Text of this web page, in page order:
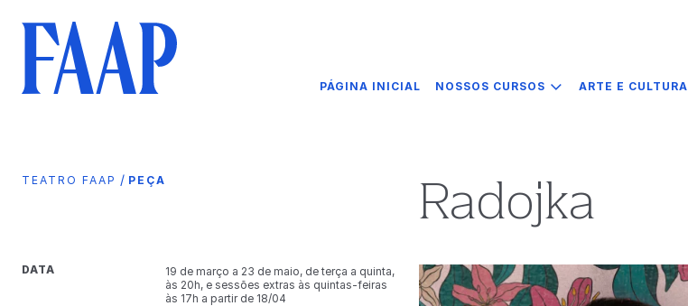
PÁGINA INICIAL NOSSOS CURSOS ARTE E CULTURA
TEATRO FAAP / PEÇA Radojka
DATA
19 de março a 23 de maio, de terça a quinta,
às 20h, e sessões extras às quintas-feiras
às 17h a partir de 18/04